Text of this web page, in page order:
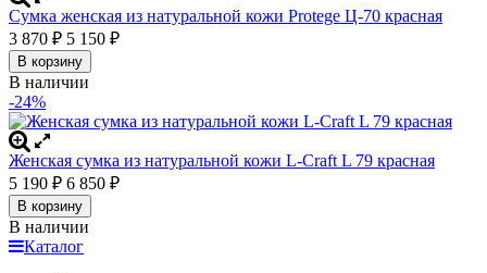
Сумка женская из натуральной кожи Protege Ц-70 красная
3 870 ₽ 5 150 ₽
В корзину
В наличии
-24%
Женская сумка из натуральной кожи L-Craft L 79 красная
5 190 ₽ 6 850 ₽
В корзину
В наличии
Каталог